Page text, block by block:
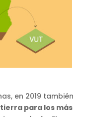
en 2019 también
para los más